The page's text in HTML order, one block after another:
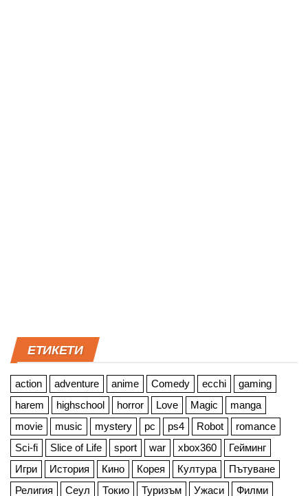
ЕТИКЕТИ
action adventure anime Comedy ecchi
gaming
harem
highschool horror Love Magic
manga
movie
music mystery pc ps4 Robot
romance
Sci-fi
Slice of Life sport war xbox360
Гейминг
Игри
История Кино Корея Култура
Пътуване
Религия
Сеул Токио Туризъм Ужаси Филми